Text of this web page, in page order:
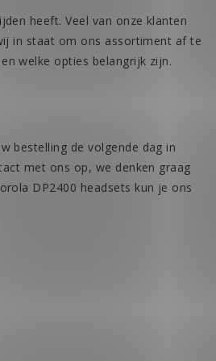
heeft. Veel van onze klanten
in staat om ons assortiment af te
welke opties belangrijk zijn.
bestelling de volgende dag in
met ons op, we denken graag
DP2400 headsets kun je ons